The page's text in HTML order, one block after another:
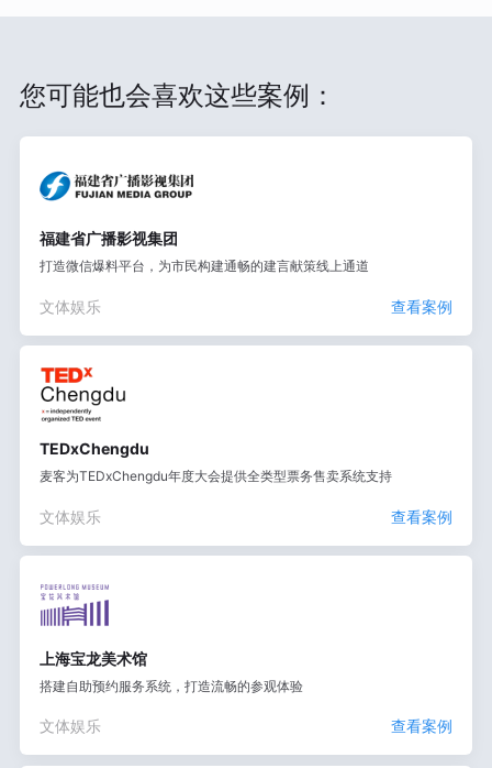
您可能也会喜欢这些案例：
福建省广播影视集团
打造微信爆料平台，为市民构建通畅的建言献策线上通道
文体娱乐 查看案例
TEDxChengdu
麦客为TEDxChengdu年度大会提供全类型票务售卖系统支持
文体娱乐 查看案例
上海宝龙美术馆
搭建自助预约服务系统，打造流畅的参观体验
文体娱乐 查看案例